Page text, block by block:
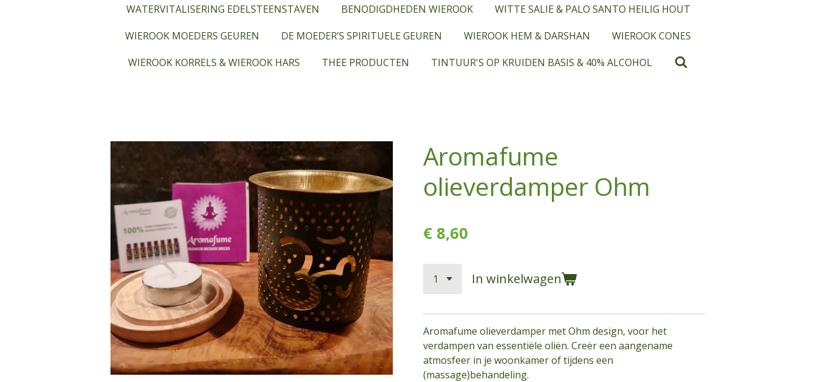
WATERVITALISERING EDELSTEENSTAVEN
BENODIGDHEDEN WIEROOK
WITTE SALIE & PALO SANTO HEILIG HOUT
WIEROOK MOEDERS GEUREN
DE MOEDER’S SPIRITUELE GEUREN WIEROOK HEM & DARSHAN
WIEROOK CONES
WIEROOK KORRELS & WIEROOK HARS
THEE PRODUCTEN TINTUUR'S OP KRUIDEN BASIS & 40% ALCOHOL
Aromafume
olieverdamper Ohm
€ 8,60
In winkelwagen
Aromafume olieverdamper met Ohm design, voor het
verdampen van essentiële oliën. Creër een aangename
atmosfeer in je woonkamer of tijdens een
(massage)behandeling.